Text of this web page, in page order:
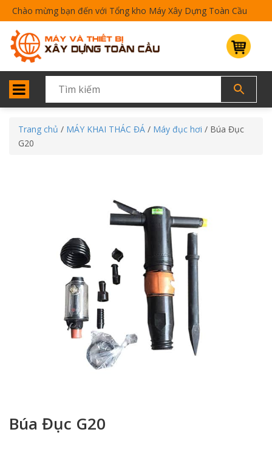
Chào mừng bạn đến với Tổng kho Máy Xây Dựng Toàn Cầu
Trang chủ / MÁY KHAI THÁC ĐÁ / Máy đục hơi / Búa Đục
G20
Búa Đục G20